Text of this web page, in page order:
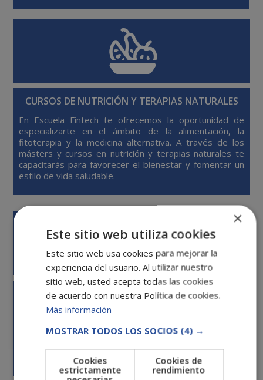
CURSOS DE NUTRICIÓN Y TERAPIAS NATURALES
En Escuela Fintech te ofrecemos la oportunidad de
especializarte en el ámbito de la alimentación, la
fitoterapia y la medicina alternativa. A través de los
másters y cursos en nutrición y terapias naturales te
capacitarás para favorecer el bienestar y fomentar un
estilo de vida saludable.
FORMACIÓN EN ACTIVIDADES FÍSICAS Y DEPORTIVAS
En esta sección encontrarás cursos de deporte con los
disciplinas deportivas, así como en tratamiento de
saludables y más.
×
Este sitio web utiliza cookies
Este sitio web usa cookies para mejorar la
experiencia del usuario. Al utilizar nuestro
sitio web, usted acepta todas las cookies
de acuerdo con nuestra Política de cookies.
Más información
MOSTRAR TODOS LOS SOCIOS (4) →
Cookies
estrictamente
Cookies de
rendimiento